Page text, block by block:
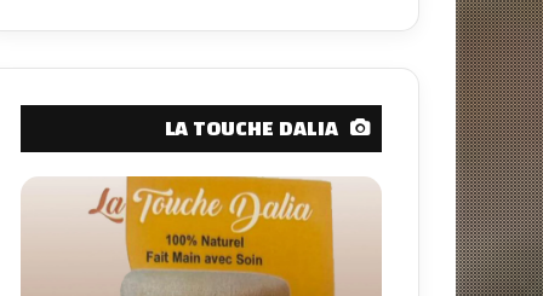
LA TOUCHE DALIA